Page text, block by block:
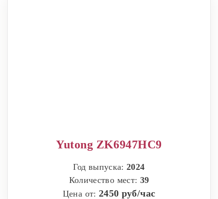
Yutong ZK6947HC9
Год выпуска:2024
Количество мест: 39
Цена от: 2450 руб/час